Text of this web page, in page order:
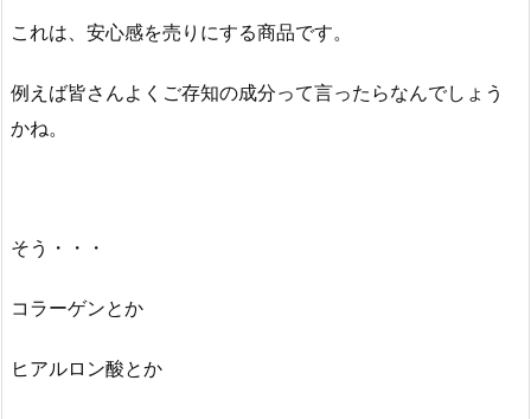
これは、安心感を売りにする商品です。
例えば皆さんよくご存知の成分って言ったらなんでしょう
かね。
そう・・・
コラーゲンとか
ヒアルロン酸とか